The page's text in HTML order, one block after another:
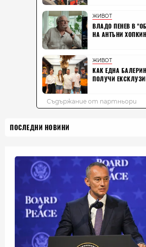
ПОСЛЕДНИ НОВИНИ